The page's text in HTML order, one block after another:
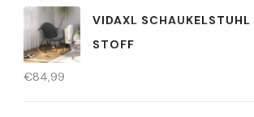
VIDAXL SCHAUKELSTUHL
STOFF
€84,99